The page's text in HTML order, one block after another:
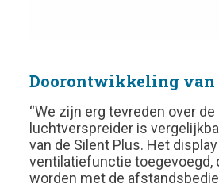
Doorontwikkeling van
“We zijn erg tevreden over
luchtverspreider is
van de Silent Plus. Het
ventilatiefunctie toegevoegd,
worden met de